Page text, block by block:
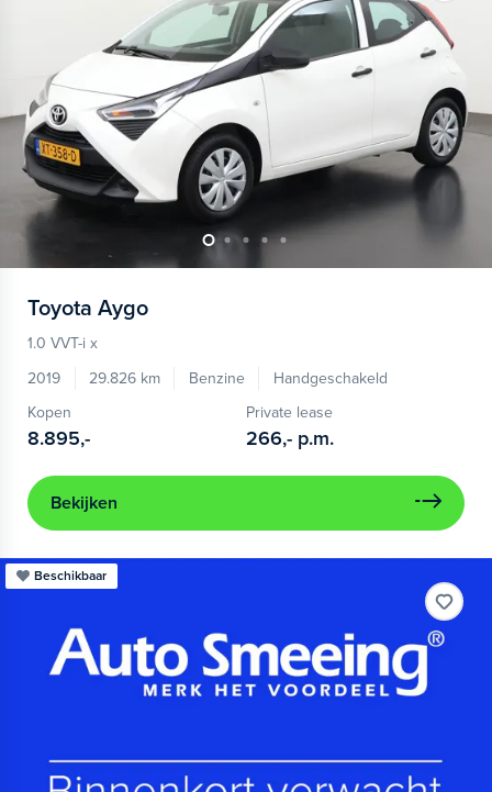
Toyota Aygo
1.0 VVT-i x
2019
29.826 km Benzine
Handgeschakeld
Kopen
8.895,-
Private lease
266,- p.m.
Bekijken
Beschikbaar